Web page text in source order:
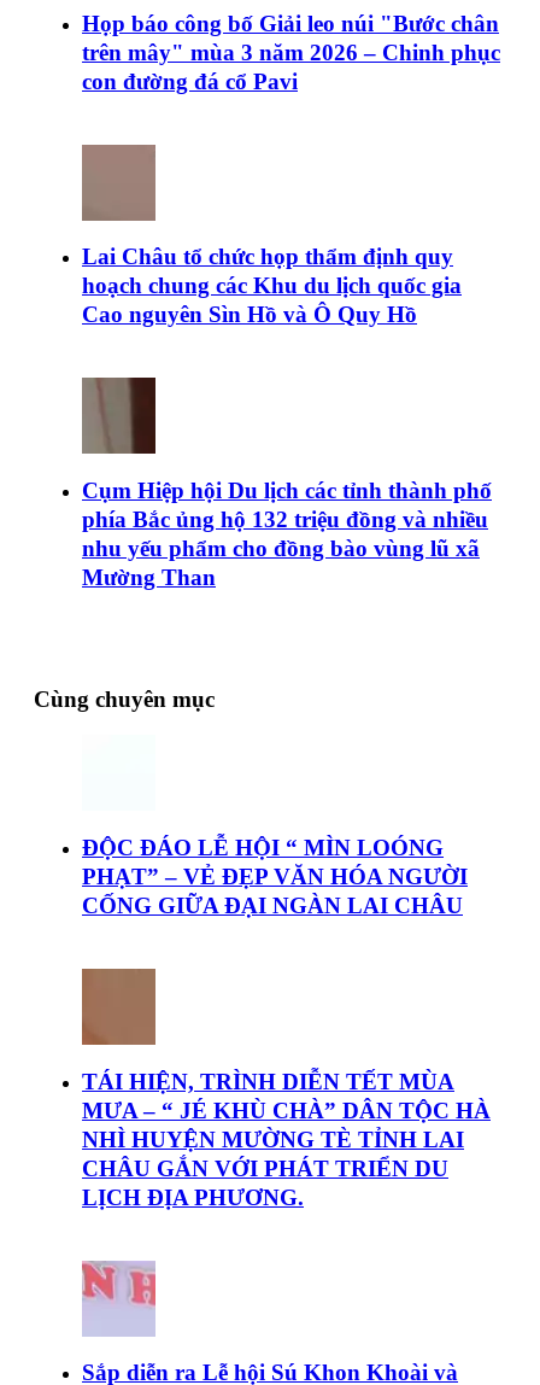
Họp báo công bố Giải leo núi "Bước chân
trên mây" mùa 3 năm 2026 – Chinh phục
con đường đá cổ Pavi
Lai Châu tổ chức họp thẩm định quy
hoạch chung các Khu du lịch quốc gia
Cao nguyên Sìn Hồ và Ô Quy Hồ
Cụm Hiệp hội Du lịch các tỉnh thành phố
phía Bắc ủng hộ 132 triệu đồng và nhiều
nhu yếu phẩm cho đồng bào vùng lũ xã
Mường Than
Cùng chuyên mục
ĐỘC ĐÁO LỄ HỘI “ MÌN LOÓNG
PHẠT” – VẺ ĐẸP VĂN HÓA NGƯỜI
CỐNG GIỮA ĐẠI NGÀN LAI CHÂU
TÁI HIỆN, TRÌNH DIỄN TẾT MÙA
MƯA – “ JÉ KHÙ CHÀ” DÂN TỘC HÀ
NHÌ HUYỆN MƯỜNG TÈ TỈNH LAI
CHÂU GẮN VỚI PHÁT TRIỂN DU
LỊCH ĐỊA PHƯƠNG.
Sắp diễn ra Lễ hội Sú Khon Khoài và